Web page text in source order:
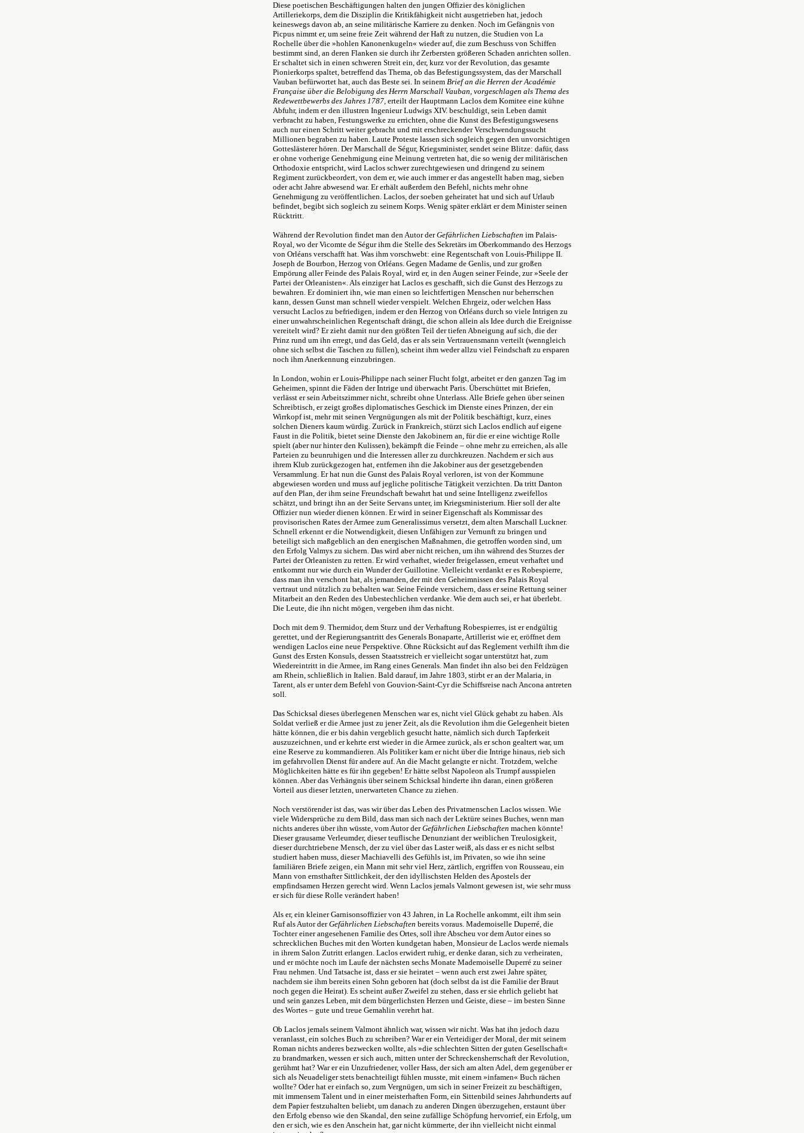
Diese poetischen Beschäftigungen halten den jungen Offizier des königlichen
Artilleriekorps, dem die Disziplin die Kritikfähigkeit nicht ausgetrieben hat, jedoch
keineswegs davon ab, an seine militärische Karriere zu denken. Noch im Gefängnis von
Picpus nimmt er, um seine freie Zeit während der Haft zu nutzen, die Studien von La
Rochelle über die »hohlen Kanonenkugeln« wieder auf, die zum Beschuss von Schiffen
bestimmt sind, an deren Flanken sie durch ihr Zerbersten größeren Schaden anrichten sollen.
Er schaltet sich in einen schweren Streit ein, der, kurz vor der Revolution, das gesamte
Pionierkorps spaltet, betreffend das Thema, ob das Befestigungssystem, das der Marschall
Vauban befürwortet hat, auch das Beste sei. In seinem Brief an die Herren der Académie
Française über die Belobigung des Herrn Marschall Vauban, vorgeschlagen als Thema des
Redewettbewerbs des Jahres 1787, erteilt der Hauptmann Laclos dem Komitee eine kühne
Abfuhr, indem er den illustren Ingenieur Ludwigs XIV. beschuldigt, sein Leben damit
verbracht zu haben, Festungswerke zu errichten, ohne die Kunst des Befestigungswesens
auch nur einen Schritt weiter gebracht und mit erschreckender Verschwendungssucht
Millionen begraben zu haben. Laute Proteste lassen sich sogleich gegen den unvorsichtigen
Gotteslästerer hören. Der Marschall de Ségur, Kriegsminister, sendet seine Blitze: dafür, dass
er ohne vorherige Genehmigung eine Meinung vertreten hat, die so wenig der militärischen
Orthodoxie entspricht, wird Laclos schwer zurechtgewiesen und dringend zu seinem
Regiment zurückbeordert, von dem er, wie auch immer er das angestellt haben mag, sieben
oder acht Jahre abwesend war. Er erhält außerdem den Befehl, nichts mehr ohne
Genehmigung zu veröffentlichen. Laclos, der soeben geheiratet hat und sich auf Urlaub
befindet, begibt sich sogleich zu seinem Korps. Wenig später erklärt er dem Minister seinen
Rücktritt.
Während der Revolution findet man den Autor derGefährlichen Liebschaften im Palais-
Royal, wo der Vicomte de Ségur ihm die Stelle des Sekretärs im Oberkommando des Herzogs
von Orléans verschafft hat. Was ihm vorschwebt: eine Regentschaft von Louis-Philippe II.
Joseph de Bourbon, Herzog von Orléans. Gegen Madame de Genlis, und zur großen
Empörung aller Feinde des Palais Royal, wird er, in den Augen seiner Feinde, zur »Seele der
Partei der Orleanisten«. Als einziger hat Laclos es geschafft, sich die Gunst des Herzogs zu
bewahren. Er dominiert ihn, wie man einen so leichtfertigen Menschen nur beherrschen
kann, dessen Gunst man schnell wieder verspielt. Welchen Ehrgeiz, oder welchen Hass
versucht Laclos zu befriedigen, indem er den Herzog von Orléans durch so viele Intrigen zu
einer unwahrscheinlichen Regentschaft drängt, die schon allein als Idee durch die Ereignisse
vereitelt wird? Er zieht damit nur den größten Teil der tiefen Abneigung auf sich, die der
Prinz rund um ihn erregt, und das Geld, das er als sein Vertrauensmann verteilt (wenngleich
ohne sich selbst die Taschen zu füllen), scheint ihm weder allzu viel Feindschaft zu ersparen
noch ihm Anerkennung einzubringen.
In London, wohin er Louis-Philippe nach seiner Flucht folgt, arbeitet er den ganzen Tag im
Geheimen, spinnt die Fäden der Intrige und überwacht Paris. Überschüttet mit Briefen,
verlässt er sein Arbeitszimmer nicht, schreibt ohne Unterlass. Alle Briefe gehen über seinen
Schreibtisch, er zeigt großes diplomatisches Geschick im Dienste eines Prinzen, der ein
Wirrkopf ist, mehr mit seinen Vergnügungen als mit der Politik beschäftigt, kurz, eines
solchen Dieners kaum würdig. Zurück in Frankreich, stürzt sich Laclos endlich auf eigene
Faust in die Politik, bietet seine Dienste den Jakobinern an, für die er eine wichtige Rolle
spielt (aber nur hinter den Kulissen), bekämpft die Feinde – ohne mehr zu erreichen, als alle
Parteien zu beunruhigen und die Interessen aller zu durchkreuzen. Nachdem er sich aus
ihrem Klub zurückgezogen hat, entfernen ihn die Jakobiner aus der gesetzgebenden
Versammlung. Er hat nun die Gunst des Palais Royal verloren, ist von der Kommune
abgewiesen worden und muss auf jegliche politische Tätigkeit verzichten. Da tritt Danton
auf den Plan, der ihm seine Freundschaft bewahrt hat und seine Intelligenz zweifellos
schätzt, und bringt ihn an der Seite Servans unter, im Kriegsministerium. Hier soll der alte
Offizier nun wieder dienen können. Er wird in seiner Eigenschaft als Kommissar des
provisorischen Rates der Armee zum Generalissimus versetzt, dem alten Marschall Luckner.
Schnell erkennt er die Notwendigkeit, diesen Unfähigen zur Vernunft zu bringen und
beteiligt sich maßgeblich an den energischen Maßnahmen, die getroffen worden sind, um
den Erfolg Valmys zu sichern. Das wird aber nicht reichen, um ihn während des Sturzes der
Partei der Orleanisten zu retten. Er wird verhaftet, wieder freigelassen, erneut verhaftet und
entkommt nur wie durch ein Wunder der Guillotine. Vielleicht verdankt er es Robespierre,
dass man ihn verschont hat, als jemanden, der mit den Geheimnissen des Palais Royal
vertraut und nützlich zu behalten war. Seine Feinde versichern, dass er seine Rettung seiner
Mitarbeit an den Reden des Unbestechlichen verdanke. Wie dem auch sei, er hat überlebt.
Die Leute, die ihn nicht mögen, vergeben ihm das nicht.
Doch mit dem 9. Thermidor, dem Sturz und der Verhaftung Robespierres, ist er endgültig
gerettet, und der Regierungsantritt des Generals Bonaparte, Artillerist wie er, eröffnet dem
wendigen Laclos eine neue Perspektive. Ohne Rücksicht auf das Reglement verhilft ihm die
Gunst des Ersten Konsuls, dessen Staatsstreich er vielleicht sogar unterstützt hat, zum
Wiedereintritt in die Armee, im Rang eines Generals. Man findet ihn also bei den Feldzügen
am Rhein, schließlich in Italien. Bald darauf, im Jahre 1803, stirbt er an der Malaria, in
Tarent, als er unter dem Befehl von Gouvion-Saint-Cyr die Schiffsreise nach Ancona antreten
soll.
Das Schicksal dieses überlegenen Menschen war es, nicht viel Glück gehabt zu haben. Als
Soldat verließ er die Armee just zu jener Zeit, als die Revolution ihm die Gelegenheit bieten
hätte können, die er bis dahin vergeblich gesucht hatte, nämlich sich durch Tapferkeit
auszuzeichnen, und er kehrte erst wieder in die Armee zurück, als er schon gealtert war, um
eine Reserve zu kommandieren. Als Politiker kam er nicht über die Intrige hinaus, rieb sich
im gefahrvollen Dienst für andere auf. An die Macht gelangte er nicht. Trotzdem, welche
Möglichkeiten hätte es für ihn gegeben! Er hätte selbst Napoleon als Trumpf ausspielen
können. Aber das Verhängnis über seinem Schicksal hinderte ihn daran, einen größeren
Vorteil aus dieser letzten, unerwarteten Chance zu ziehen.
Noch verstörender ist das, was wir über das Leben des Privatmenschen Laclos wissen. Wie
viele Widersprüche zu dem Bild, dass man sich nach der Lektüre seines Buches, wenn man
nichts anderes über ihn wüsste, vom Autor derGefährlichen Liebschaften machen könnte!
Dieser grausame Verleumder, dieser teuflische Denunziant der weiblichen Treulosigkeit,
dieser durchtriebene Mensch, der zu viel über das Laster weiß, als dass er es nicht selbst
studiert haben muss, dieser Machiavelli des Gefühls ist, im Privaten, so wie ihn seine
familiären Briefe zeigen, ein Mann mit sehr viel Herz, zärtlich, ergriffen von Rousseau, ein
Mann von ernsthafter Sittlichkeit, der den idyllischsten Helden des Apostels der
empfindsamen Herzen gerecht wird. Wenn Laclos jemals Valmont gewesen ist, wie sehr muss
er sich für diese Rolle verändert haben!
Als er, ein kleiner Garnisonsoffizier von 43 Jahren, in La Rochelle ankommt, eilt ihm sein
Ruf als Autor derGefährlichen Liebschaften bereits voraus. Mademoiselle Duperré, die
Tochter einer angesehenen Familie des Ortes, soll ihre Abscheu vor dem Autor eines so
schrecklichen Buches mit den Worten kundgetan haben, Monsieur de Laclos werde niemals
in ihrem Salon Zutritt erlangen. Laclos erwidert ruhig, er denke daran, sich zu verheiraten,
und er möchte noch im Laufe der nächsten sechs Monate Mademoiselle Duperré zu seiner
Frau nehmen. Und Tatsache ist, dass er sie heiratet – wenn auch erst zwei Jahre später,
nachdem sie ihm bereits einen Sohn geboren hat (doch selbst da ist die Familie der Braut
noch gegen die Heirat). Es scheint außer Zweifel zu stehen, dass er sie ehrlich geliebt hat
und sein ganzes Leben, mit dem bürgerlichsten Herzen und Geiste, diese – im besten Sinne
des Wortes – gute und treue Gemahlin verehrt hat.
Ob Laclos jemals seinem Valmont ähnlich war, wissen wir nicht. Was hat ihn jedoch dazu
veranlasst, ein solches Buch zu schreiben? War er ein Verteidiger der Moral, der mit seinem
Roman nichts anderes bezwecken wollte, als »die schlechten Sitten der guten Gesellschaft«
zu brandmarken, wessen er sich auch, mitten unter der Schreckensherrschaft der Revolution,
gerühmt hat? War er ein Unzufriedener, voller Hass, der sich am alten Adel, dem gegenüber er
sich als Neuadeliger stets benachteiligt fühlen musste, mit einem »infamen« Buch rächen
wollte? Oder hat er einfach so, zum Vergnügen, um sich in seiner Freizeit zu beschäftigen,
mit immensem Talent und in einer meisterhaften Form, ein Sittenbild seines Jahrhunderts auf
dem Papier festzuhalten beliebt, um danach zu anderen Dingen überzugehen, erstaunt über
den Erfolg ebenso wie den Skandal, den seine zufällige Schöpfung hervorrief, ein Erfolg, um
den er sich, wie es den Anschein hat, gar nicht kümmerte, der ihn vielleicht nicht einmal